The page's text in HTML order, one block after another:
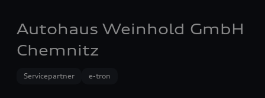
Autohaus Weinhold GmbH
Chemnitz
Servicepartner e-tron